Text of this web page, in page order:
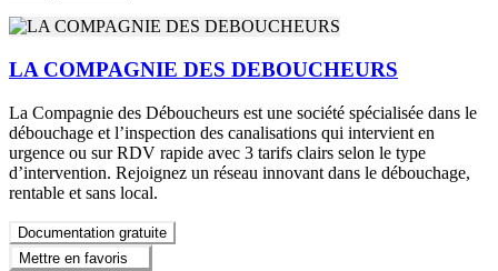
LA COMPAGNIE DES DEBOUCHEURS
La Compagnie des Déboucheurs est une société spécialisée dans le
débouchage et l’inspection des canalisations qui intervient en
urgence ou sur RDV rapide avec 3 tarifs clairs selon le type
d’intervention. Rejoignez un réseau innovant dans le débouchage,
rentable et sans local.
Documentation gratuite
Mettre en favoris